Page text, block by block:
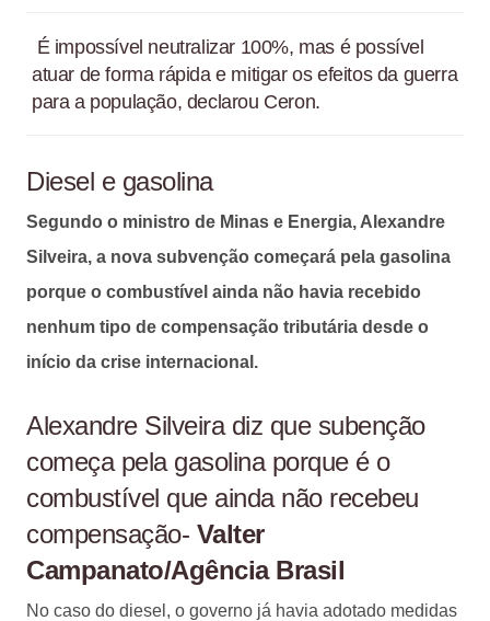
É impossível neutralizar 100%, mas é possível
atuar de forma rápida e mitigar os efeitos da guerra
para a população, declarou Ceron.
Diesel e gasolina
Segundo o ministro de Minas e Energia, Alexandre
Silveira, a nova subvenção começará pela gasolina
porque o combustível ainda não havia recebido
nenhum tipo de compensação tributária desde o
início da crise internacional.
Alexandre Silveira diz que subenção
começa pela gasolina porque é o
combustível que ainda não recebeu
compensação- Valter
Campanato/Agência Brasil
No caso do diesel, o governo já havia adotado medidas